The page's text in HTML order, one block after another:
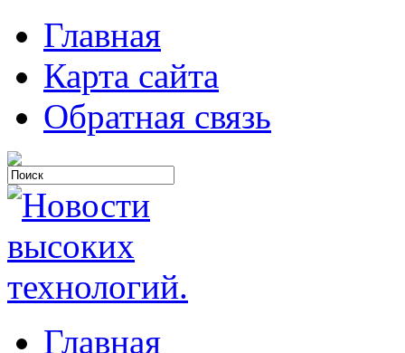
Главная
Карта сайта
Обратная связь
Главная